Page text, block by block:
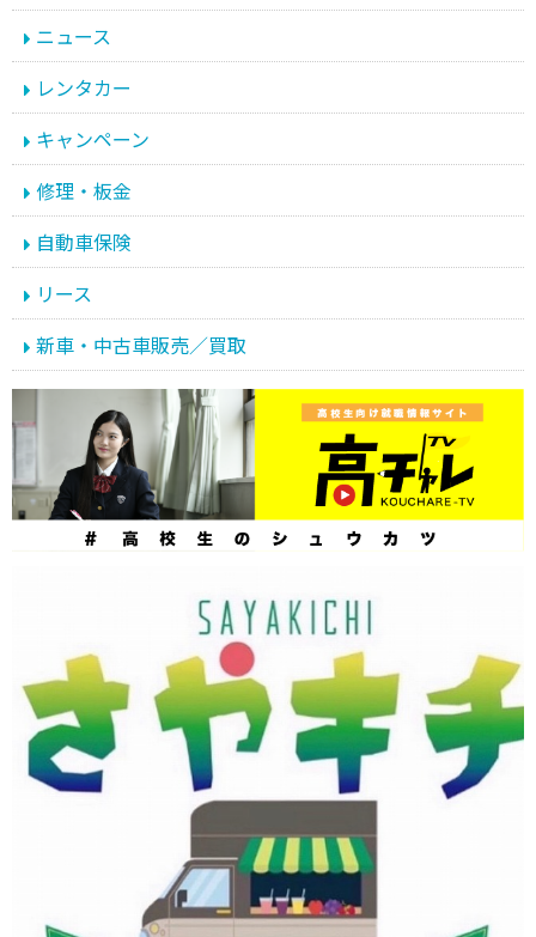
ニュース
レンタカー
キャンペーン
修理・板金
自動車保険
リース
新車・中古車販売／買取